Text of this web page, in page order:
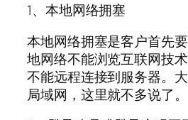
1、本地网络拥塞
本地网络拥塞是客户首先
地网络不能浏览互联网技
不能远程连接到服务器。
局域网，这里就不多说了。